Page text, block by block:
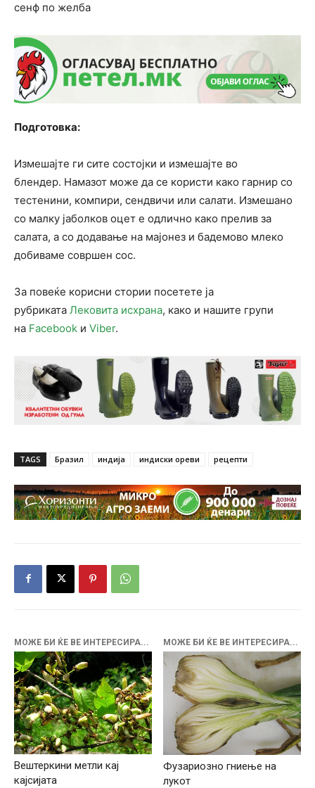
сенф по желба
Подготовка:
Измешајте ги сите состојки и измешајте во
блендер. Намазот може да се користи како гарнир со
тестенини, компири, сендвичи или салати. Измешано
со малку јаболков оцет е одлично како прелив за
салата, а со додавање на мајонез и бадемово млеко
добиваме совршен сос.
За повеќе корисни стории посетете ја
рубриката Лековита исхрана, како и нашите групи
на Facebook и Viber.
TAGS Бразил индија индиски ореви рецепти
МОЖЕ БИ ЌЕ ВЕ ИНТЕРЕСИРА...
Вештеркини метли кај
кајсијата
МОЖЕ БИ ЌЕ ВЕ ИНТЕРЕСИРА...
Фузариозно гниење на
лукот